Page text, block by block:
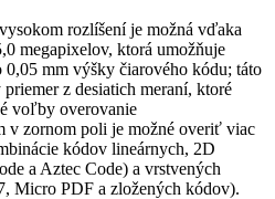
rozlíšení je možná vďaka
megapixelov, ktorá umožňuje
mm výšky čiarového kódu; táto
z desiatich meraní, ktoré
voľby overovanie
v zornom poli je možné overiť viac
kódov lineárnych, 2D
a Aztec Code) a vrstvených
Micro PDF a zložených kódov).